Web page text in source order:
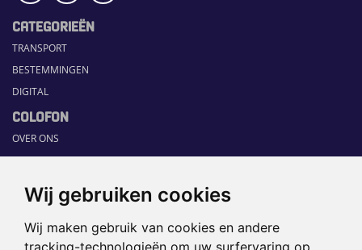
Wij gebruiken cookies
Wij maken gebruik van cookies en andere
tracking-technologieën om uw surfervaring op
CATEGORIEËN
TRANSPORT
BESTEMMINGEN
DIGITAL
COLOFON
OVER ONS
COMMUNICATION PLATFORM
RUBRIEKEN
HOME